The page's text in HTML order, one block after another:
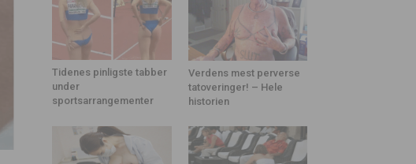
Tidenes pinligste tabber
under
sportsarrangementer
Verdens mest perverse
tatoveringer! – Hele
historien